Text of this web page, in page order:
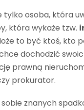
osoba, która
która wykaże tzw.
to być ktoś, kto
dochodzić
prawną
prokurator.
sobie znanych